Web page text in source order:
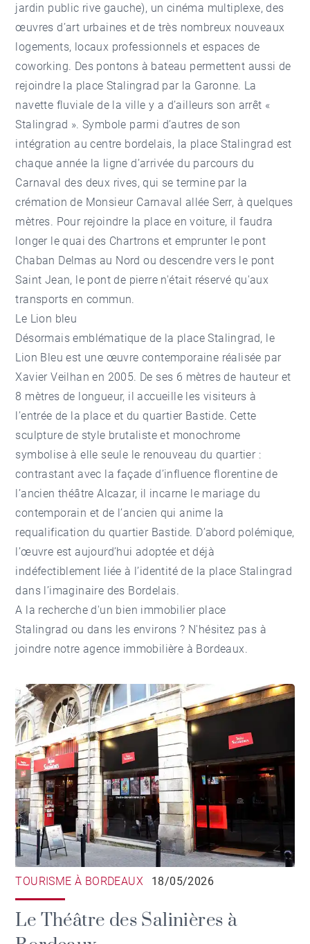
jardin public rive gauche), un cinéma multiplexe, des
œuvres d’art urbaines et de très nombreux nouveaux
logements, locaux professionnels et espaces de
coworking. Des pontons à bateau permettent aussi de
rejoindre la place Stalingrad par la Garonne. La
navette fluviale de la ville y a d’ailleurs son arrêt «
Stalingrad ». Symbole parmi d’autres de son
intégration au centre bordelais, la place Stalingrad est
chaque année la ligne d’arrivée du parcours du
Carnaval des deux rives, qui se termine par la
crémation de Monsieur Carnaval allée Serr, à quelques
mètres. Pour rejoindre la place en voiture, il faudra
longer le quai des Chartrons et emprunter le pont
Chaban Delmas au Nord ou descendre vers le pont
Saint Jean, le pont de pierre n'était réservé qu'aux
transports en commun.
Le Lion bleu
Désormais emblématique de la place Stalingrad, le
Lion Bleu est une œuvre contemporaine réalisée par
Xavier Veilhan en 2005. De ses 6 mètres de hauteur et
8 mètres de longueur, il accueille les visiteurs à
l’entrée de la place et du quartier Bastide. Cette
sculpture de style brutaliste et monochrome
symbolise à elle seule le renouveau du quartier :
contrastant avec la façade d’influence florentine de
l’ancien théâtre Alcazar, il incarne le mariage du
contemporain et de l’ancien qui anime la
requalification du quartier Bastide. D’abord polémique,
l’œuvre est aujourd’hui adoptée et déjà
indéfectiblement liée à l’identité de la place Stalingrad
dans l’imaginaire des Bordelais.
A la recherche d'un bien immobilier place
Stalingrad ou dans les environs ? N'hésitez pas à
joindre notreagence immobilière à Bordeaux.
TOURISME À BORDEAUX 18/05/2026
Le Théâtre des Salinières à